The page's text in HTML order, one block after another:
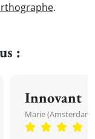
.
:
Innovant
Marie (Amsterdam)